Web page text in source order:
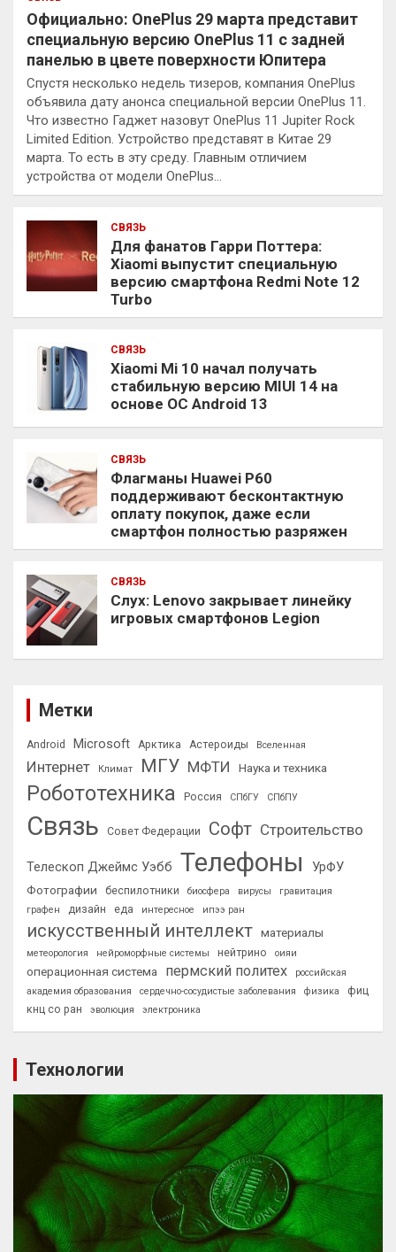
Официально: OnePlus 29 марта представит
специальную версию OnePlus 11 с задней
панелью в цвете поверхности Юпитера
Спустя несколько недель тизеров, компания OnePlus
объявила дату анонса специальной версии OnePlus 11.
Что известно Гаджет назовут OnePlus 11 Jupiter Rock
Limited Edition. Устройство представят в Китае 29
марта. То есть в эту среду. Главным отличием
устройства от модели OnePlus…
СВЯЗЬ
Для фанатов Гарри Поттера:
Xiaomi выпустит специальную
версию смартфона Redmi Note 12
Turbo
СВЯЗЬ
Xiaomi Mi 10 начал получать
стабильную версию MIUI 14 на
основе ОС Android 13
СВЯЗЬ
Флагманы Huawei P60
поддерживают бесконтактную
оплату покупок, даже если
смартфон полностью разряжен
СВЯЗЬ
Слух: Lenovo закрывает линейку
игровых смартфонов Legion
Метки
Android Microsoft Арктика Астероиды Вселенная
Интернет Климат МГУ МФТИ Наука и техника
Робототехника Россия СПбГУ СПбПУ
Связь Совет Федерации Софт Строительство
Телескоп Джеймс Уэбб Телефоны УрФУ
Фотографии беспилотники биосфера вирусы
гравитация
графен
дизайн еда интересное ипээ ран
искусственный интеллект материалы
метеорология нейроморфные системы нейтрино оияи
операционная система пермский политех
российская
академия образования
сердечно-сосудистые заболевания физика
фиц
кнц со ран
эволюция электроника
Технологии